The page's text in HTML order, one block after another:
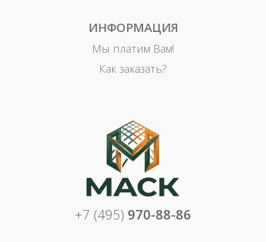
ИНФОРМАЦИЯ
Мы платим Вам!
Как заказать?
+7 (495) 970-88-86